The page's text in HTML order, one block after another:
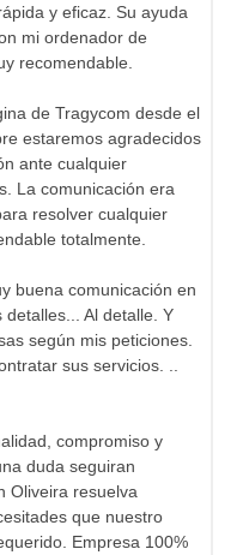
y eficaz. Su ayuda
mi ordenador de
recomendable.
de Tragycom desde el
estaremos agradecidos
ante cualquier
La comunicación era
resolver cualquier
totalmente.
buena comunicación en
Al detalle. Y
según mis peticiones.
sus servicios. ..
compromiso y
duda seguiran
Oliveira resuelva
que nuestro
Empresa 100%